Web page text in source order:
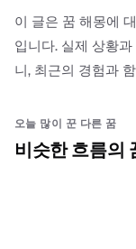
이 글은 꿈 해몽에
입니다. 실제 상황
니, 최근의 경험과
오늘 많이 꾼 다른 꿈
비슷한 흐름의